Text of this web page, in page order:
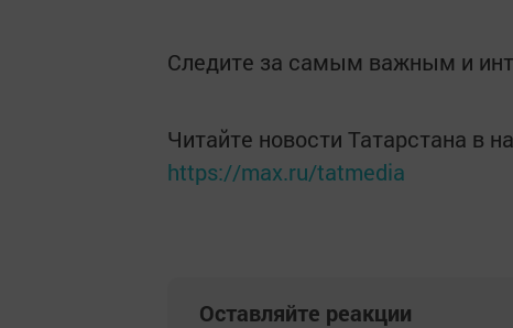
Следите за самым важным и
Читайте новости Татарстана в
https://max.ru/tatmedia
Оставляйте реакции